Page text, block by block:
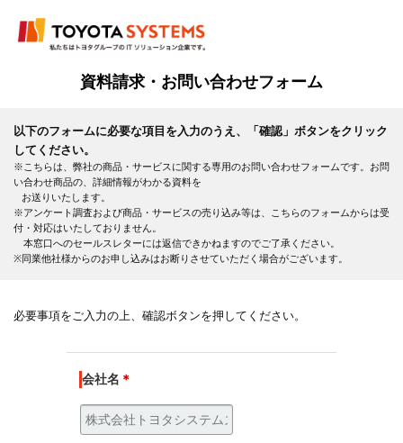
資料請求・お問い合わせフォーム
以下のフォームに必要な項目を入力のうえ、「確認」ボタンをクリック
してください。
※こちらは、弊社の商品・サービスに関する専用のお問い合わせフォームです。お問
い合わせ商品の、詳細情報がわかる資料を
お送りいたします。
※アンケート調査および商品・サービスの売り込み等は、こちらのフォームからは受
付・対応はいたしておりません。
本窓口へのセールスレターには返信できかねますのでご了承ください。
※同業他社様からのお申し込みはお断りさせていただく場合がございます。
必要事項をご入力の上、確認ボタンを押してください。
会社名 ＊